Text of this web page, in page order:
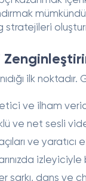
ilk
ve ilham
ve net sesli
ve
şarkı, dans ve